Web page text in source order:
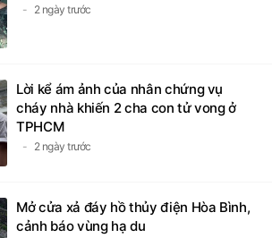
2 ngày trước
Lời kể ám ảnh của nhân chứng vụ
cháy nhà khiến 2 cha con tử vong ở
TPHCM
2 ngày trước
Mở cửa xả đáy hồ thủy điện Hòa Bình,
cảnh báo vùng hạ du